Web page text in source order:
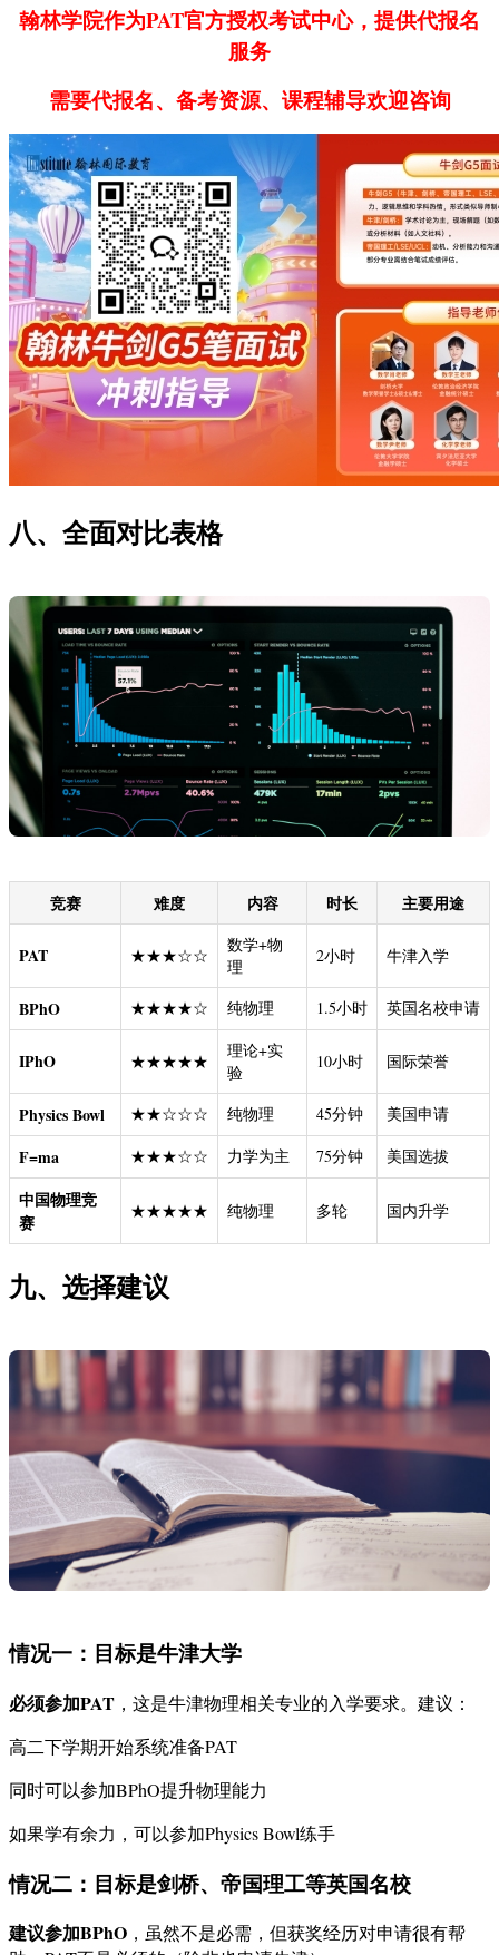
翰林学院作为PAT官方授权考试中心，提供代报名
服务
需要代报名、备考资源、课程辅导欢迎咨询
八、全面对比表格
竞赛 难度 内容 时长 主要用途
PAT ★★★☆☆
数学+物
理
2小时 牛津入学
BPhO ★★★★☆ 纯物理 1.5小时 英国名校申请
IPhO ★★★★★
理论+实
验
10小时 国际荣誉
Physics Bowl ★★☆☆☆ 纯物理 45分钟 美国申请
F=ma ★★★☆☆ 力学为主 75分钟 美国选拔
中国物理竞
赛
★★★★★ 纯物理 多轮 国内升学
九、选择建议
情况一：目标是牛津大学
必须参加PAT ，这是牛津物理相关专业的入学要求。建议：
高二下学期开始系统准备PAT
同时可以参加BPhO提升物理能力
如果学有余力，可以参加Physics Bowl练手
情况二：目标是剑桥、帝国理工等英国名校
建议参加BPhO ，虽然不是必需，但获奖经历对申请很有帮